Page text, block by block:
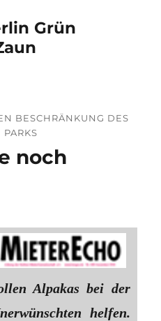
Grün
BESCHRÄNKUNG DES
noch
Alpakas bei der
helfen.